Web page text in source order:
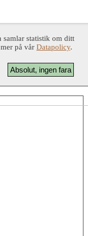
samlar statistik om ditt
på vår Datapolicy.
Absolut, ingen fara